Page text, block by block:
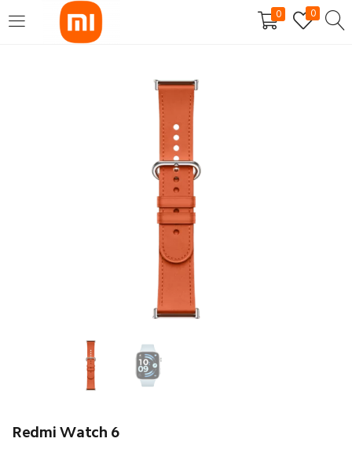
0 0
S'INSCRIRE
Entrez votre nom d'utilisateur et mot de passe pour vous
Redmi Watch 6